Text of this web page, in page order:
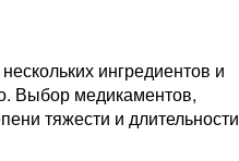
ингредиентов и
Выбор медикаментов,
тяжести и длительности